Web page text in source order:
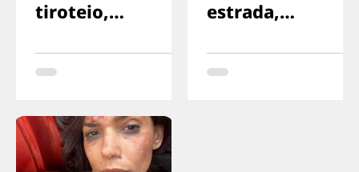
tiroteio,
direção oposta
estrada,
sinalizando para
o motorista